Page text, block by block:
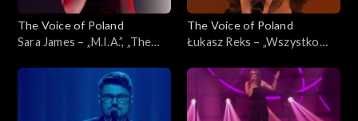
The Voice of Poland
Sara James – „M.I.A.”, „The
listopada 2025
The Voice of Poland
Łukasz Reks – „Wszystko
Poland”, Live 2, 15 listopada